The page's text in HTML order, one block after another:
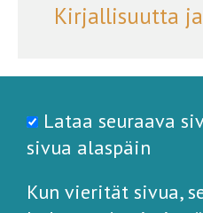
Kirjallisuutta
Lataa seuraava
sivua alaspäin
Kun vierität sivua,